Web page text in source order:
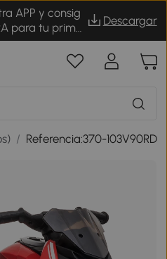
APP y consig
para tu prime
Descargar
/ Referencia:370-103V90RD